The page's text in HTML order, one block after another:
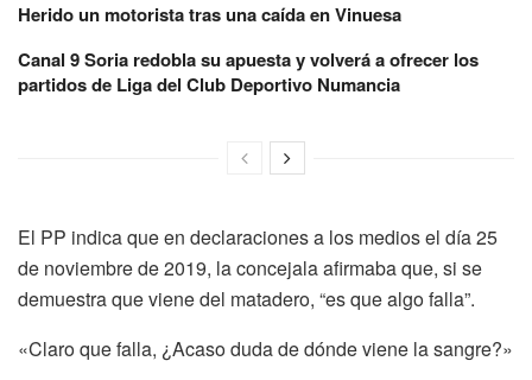
Herido un motorista tras una caída en Vinuesa
Canal 9 Soria redobla su apuesta y volverá a ofrecer los
partidos de Liga del Club Deportivo Numancia
El PP indica que en declaraciones a los medios el día 25
de noviembre de 2019, la concejala afirmaba que, si se
demuestra que viene del matadero, “es que algo falla”.
«Claro que falla, ¿Acaso duda de dónde viene la sangre?»